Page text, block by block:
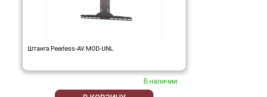
Штанга Peerless-AV MOD-UNL
В наличии